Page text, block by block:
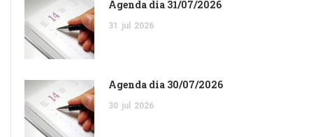
Agenda dia 31/07/2026
31 jul 2026
Agenda dia 30/07/2026
30 jul 2026